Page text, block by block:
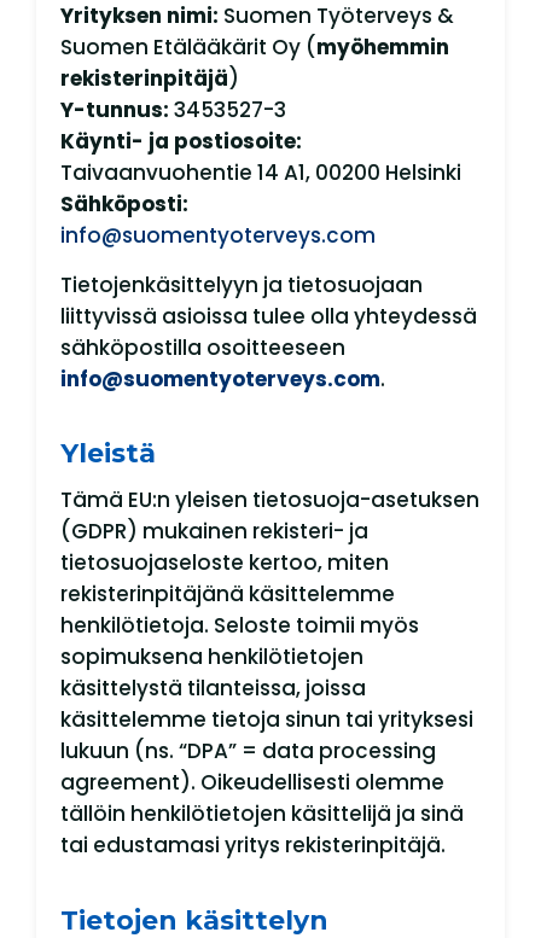
Yrityksen nimi: Suomen Työterveys &
Suomen Etälääkärit Oy (myöhemmin
rekisterinpitäjä)
Y-tunnus: 3453527-3
Käynti- ja postiosoite:
Taivaanvuohentie 14 A1, 00200 Helsinki
Sähköposti:
info@suomentyoterveys.com
Tietojenkäsittelyyn ja tietosuojaan
liittyvissä asioissa tulee olla yhteydessä
sähköpostilla osoitteeseen
info@suomentyoterveys.com.
Yleistä
Tämä EU:n yleisen tietosuoja-asetuksen
(GDPR) mukainen rekisteri- ja
tietosuojaseloste kertoo, miten
rekisterinpitäjänä käsittelemme
henkilötietoja. Seloste toimii myös
sopimuksena henkilötietojen
käsittelystä tilanteissa, joissa
käsittelemme tietoja sinun tai yrityksesi
lukuun (ns. “DPA” = data processing
agreement). Oikeudellisesti olemme
tällöin henkilötietojen käsittelijä ja sinä
tai edustamasi yritys rekisterinpitäjä.
Tietojen käsittelyn